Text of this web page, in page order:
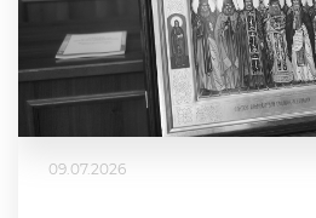
09.07.2026